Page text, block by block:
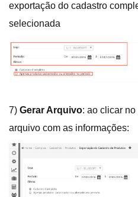
exportação do cadastro
selecionada
7) Gerar Arquivo: ao clicar
arquivo com as informações: